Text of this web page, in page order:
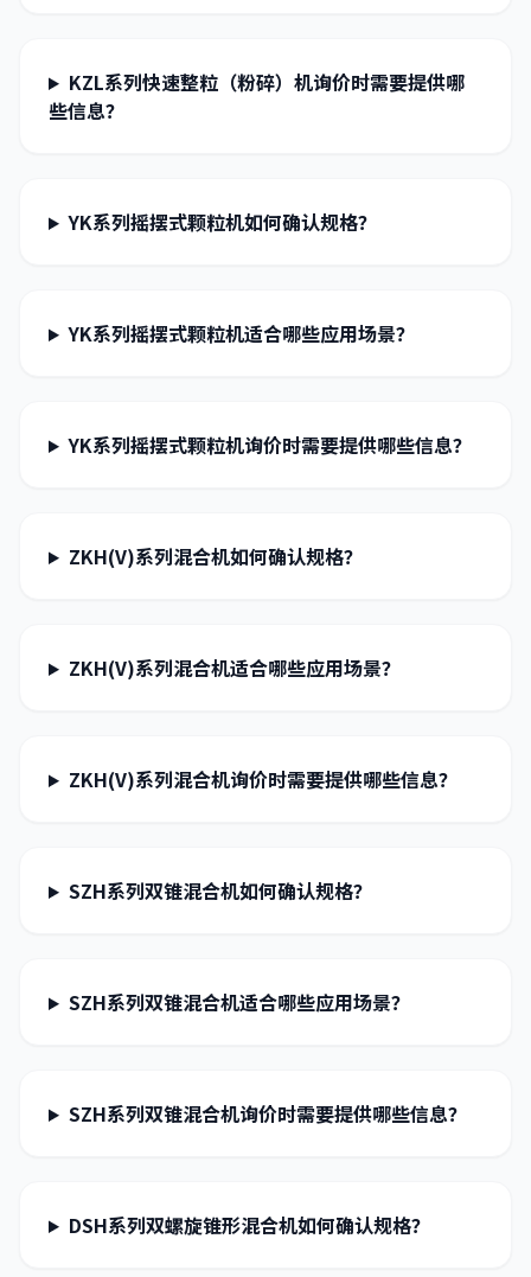
KZL系列快速整粒（粉碎）机询价时需要提供哪
些信息？
YK系列摇摆式颗粒机如何确认规格？
YK系列摇摆式颗粒机适合哪些应用场景？
YK系列摇摆式颗粒机询价时需要提供哪些信息？
ZKH(V)系列混合机如何确认规格？
ZKH(V)系列混合机适合哪些应用场景？
ZKH(V)系列混合机询价时需要提供哪些信息？
SZH系列双锥混合机如何确认规格？
SZH系列双锥混合机适合哪些应用场景？
SZH系列双锥混合机询价时需要提供哪些信息？
DSH系列双螺旋锥形混合机如何确认规格？